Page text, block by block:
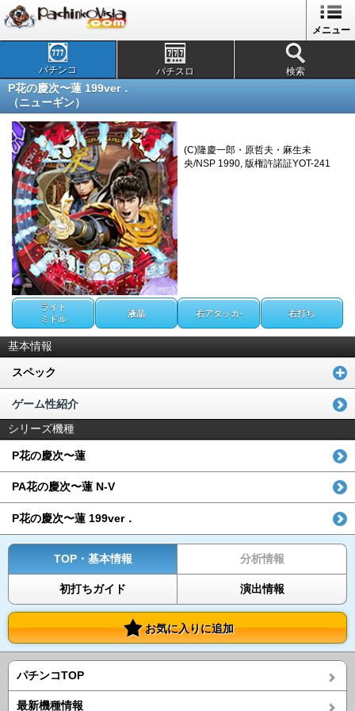
メニュー
パチンコ パチスロ 検索
P花の慶次〜蓮 199ver．
（ニューギン）
(C)隆慶一郎・原哲夫・麻生未
央/NSP 1990, 版権許諾証YOT-241
ライト
ミドル
液晶 右アタッカ- 右打ち
基本情報
スペック
ゲーム性紹介
シリーズ機種
P花の慶次〜蓮
PA花の慶次〜蓮 N-V
P花の慶次〜蓮 199ver．
TOP・基本情報 分析情報
初打ちガイド 演出情報
お気に入りに追加
パチンコTOP
最新機種情報